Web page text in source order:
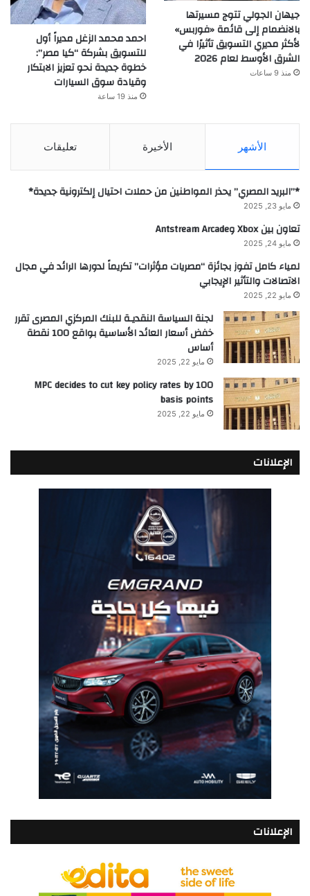
جيهان الجولي تتوج مسيرتها
بالانضمام إلى قائمة «فوربس»
لأكثر مديري التسويق تأثيرًا في
الشرق الأوسط لعام 2026
منذ 9 ساعات
احمد محمد الزغل مديراً أول
للتسويق بشركة “كيا مصر”:
خطوة جديدة نحو تعزيز الابتكار
وقيادة سوق السيارات
منذ 19 ساعة
الأشهر الأخيرة تعليقات
*”البريد المصري” يحذر المواطنين من حملات احتيال إلكترونية جديدة*
مايو 23, 2025
تعاون بين Xbox وAntstream Arcade
مايو 24, 2025
لمياء كامل تفوز بجائزة “مصريات مؤثرات” تكريماً لدورها الرائد في مجال
الاتصالات والتأثير الإيجابي
مايو 22, 2025
لجنة السياسة النقديـة للبنك المركزي المصرى تقرر
خفض أسعار العائد الأساسية بواقع 100 نقطة
أساس
مايو 22, 2025
MPC decides to cut key policy rates by 100
basis points
مايو 22, 2025
الإعلانات
الإعلانات